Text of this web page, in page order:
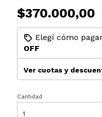
$370.000,00
Elegí cómo
OFF
Ver cuotas y
Cantidad